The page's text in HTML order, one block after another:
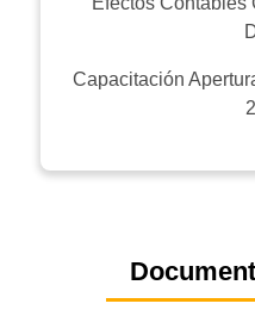
Capacitación